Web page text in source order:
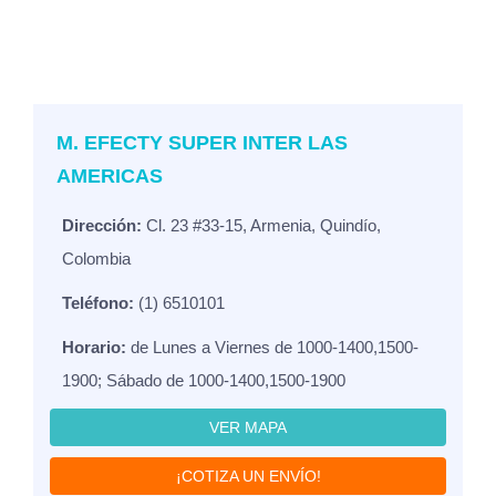
M. EFECTY SUPER INTER LAS
AMERICAS
Dirección: Cl. 23 #33-15, Armenia, Quindío,
Colombia
Teléfono: (1) 6510101
Horario: de Lunes a Viernes de 1000-1400,1500-
1900; Sábado de 1000-1400,1500-1900
VER MAPA
¡COTIZA UN ENVÍO!